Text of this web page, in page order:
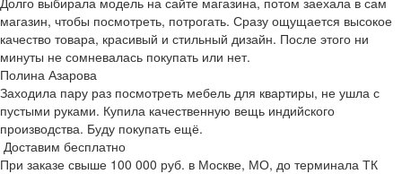
магазин, чтобы посмотреть, потрогать. Сразу ощущается высокое
качество товара, красивый и стильный дизайн. После этого ни
минуты не сомневалась покупать или нет.
Полина Азарова
Заходила пару раз посмотреть мебель для квартиры, не ушла с
пустыми руками. Купила качественную вещь индийского
производства. Буду покупать ещё.
Доставим бесплатно
При заказе свыше 100 000 руб. в Москве, МО, до терминала ТК